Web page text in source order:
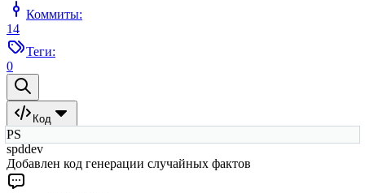
Коммиты:
14
Теги:
0
Код
PS
spddev
Добавлен код генерации случайных фактов